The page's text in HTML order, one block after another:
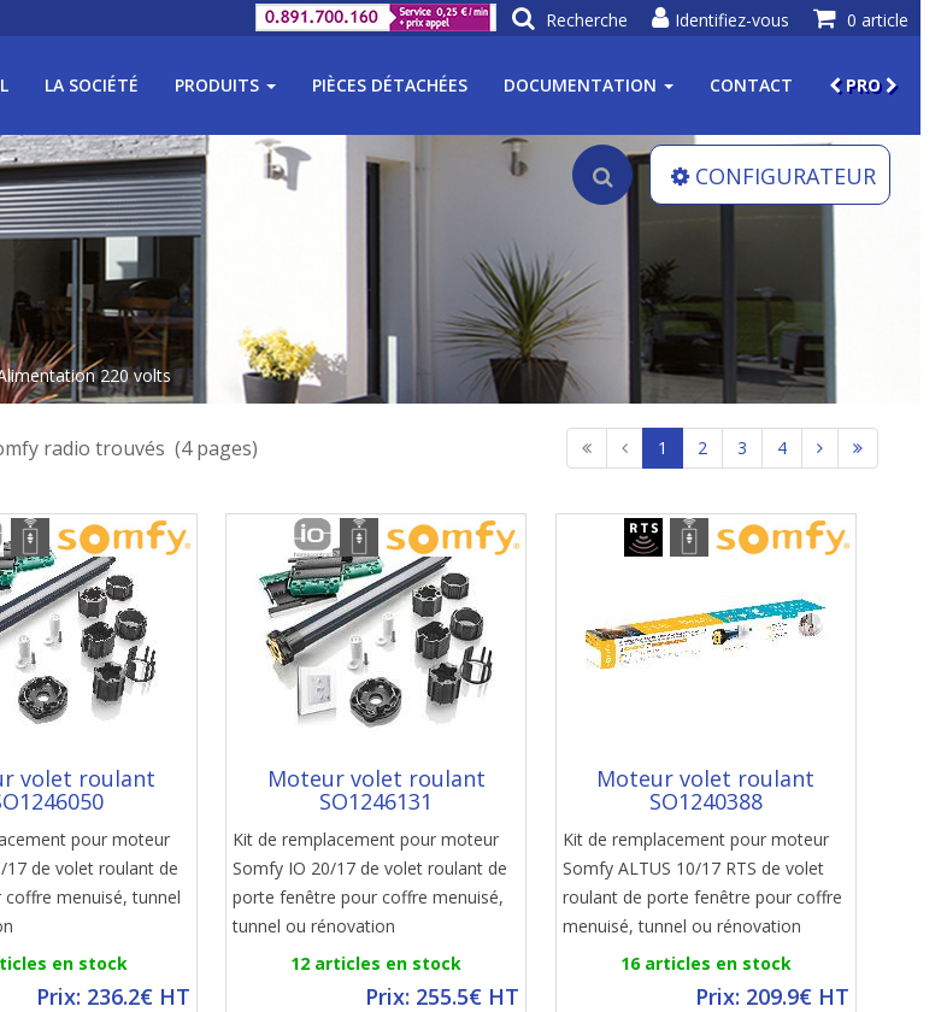
0 article
Identifiez-vous
Recherche
LA SOCIÉTÉ PRODUITS PIÈCES DÉTACHÉES DOCUMENTATION CONTACT PRO
220 volts
CONFIGURATEUR
radio trouvés (4 pages) 1 2 3 4
volet roulant
pour moteur
17 de volet roulant de
menuisé, tunnel
en stock
Prix: 236.2€ HT
Moteur volet roulant
SO1246131
Kit de remplacement pour moteur
Somfy IO 20/17 de volet roulant de
porte fenêtre pour coffre menuisé,
tunnel ou rénovation
12 articles en stock
Prix: 255.5€ HT
Moteur volet roulant
SO1240388
Kit de remplacement pour moteur
Somfy ALTUS 10/17 RTS de volet
roulant de porte fenêtre pour coffre
menuisé, tunnel ou rénovation
16 articles en stock
Prix: 209.9€ HT